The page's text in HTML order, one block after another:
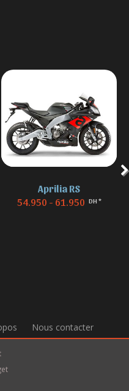
BMW F 850
155.000 - 155.000 DH *
Nous contacter